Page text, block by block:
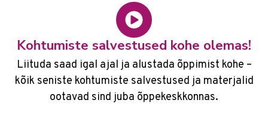
Kohtumiste salvestused kohe olemas!
Liituda saad igal ajal ja alustada õppimist kohe –
kõik seniste kohtumiste salvestused ja materjalid
ootavad sind juba õppekeskkonnas.